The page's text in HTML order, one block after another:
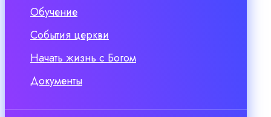
Обучение
События церкви
Начать жизнь с Богом
Документы